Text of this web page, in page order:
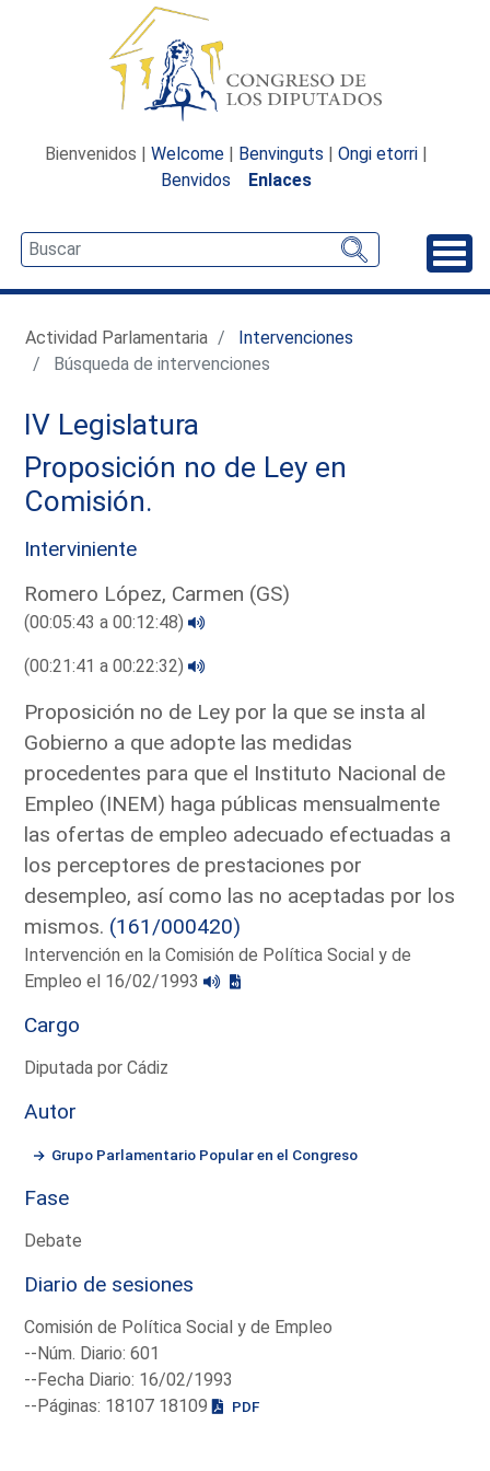
Bienvenidos | Welcome | Benvinguts | Ongi etorri |
Benvidos
Enlaces
Actividad Parlamentaria
Intervenciones
Búsqueda de intervenciones
IV Legislatura
Proposición no de Ley en
Comisión.
Interviniente
Romero López, Carmen (GS)
(00:05:43 a 00:12:48)
(00:21:41 a 00:22:32)
Proposición no de Ley por la que se insta al
Gobierno a que adopte las medidas
procedentes para que el Instituto Nacional de
Empleo (INEM) haga públicas mensualmente
las ofertas de empleo adecuado efectuadas a
los perceptores de prestaciones por
desempleo, así como las no aceptadas por los
mismos. (161/000420)
Intervención en la Comisión de Política Social y de
Empleo el 16/02/1993
Cargo
Diputada por Cádiz
Autor
Grupo Parlamentario Popular en el Congreso
Fase
Debate
Diario de sesiones
Comisión de Política Social y de Empleo
--Núm. Diario: 601
--Fecha Diario: 16/02/1993
--Páginas: 18107 18109
PDF